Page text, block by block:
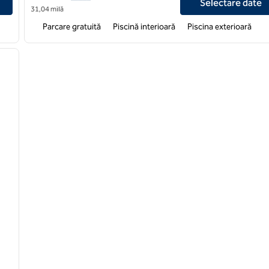
31,04 milă
Selectare date
Parcare gratuită Piscină interioară Piscina exterioară
imaginea următoare